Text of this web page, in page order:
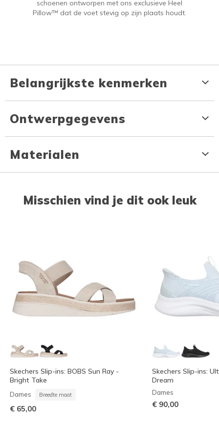
schoenen ontworpen met ons exclusieve Heel
Pillow™ dat de voet stevig op zijn plaats houdt.
Belangrijkste kenmerken
Ontwerpgegevens
Materialen
Misschien vind je dit ook leuk
Skechers Slip-ins: BOBS Sun Ray -
Bright Take
Dames Breedte maat
€ 65,00
Skechers Slip-ins:
Dream
Dames
€ 90,00